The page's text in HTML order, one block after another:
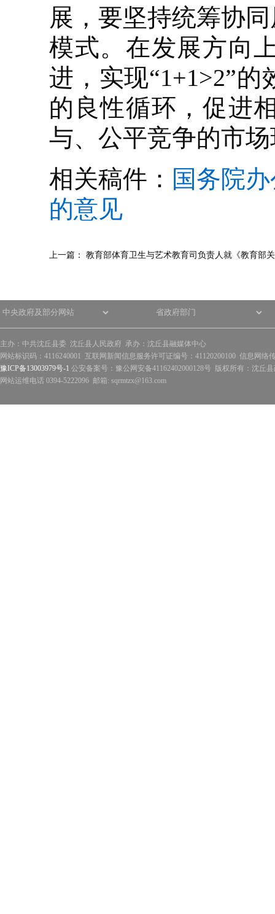
展，要坚持统筹协
模式。在发展方向
进，实现“1+1>2”
的良性循环，促进
与、公平竞争的市
相关稿件： 国务院
的意见
上一篇： 教育部体育卫生与艺术教育司负责人就《教育部
主办：中共沈丘县委 沈丘县人民政府 承办：沈丘县融媒体中心
网站标识码：4116240001 互联网新闻信息服务许可证编号：41120200100 信息网络
豫ICP备13003979号-1 公安备案号：豫公网安备41162402000128号 版权所有：沈丘
网站运维电话 0394-5222096 邮箱: sqrmtzx@163.com